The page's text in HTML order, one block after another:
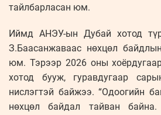
тайлбарласан юм.
Иймд АНЭУ-ын Дубай хотод
З.Баасанжаваас нөхцөл
юм. Тэрээр 2026 оны
хотод бууж, гуравдугаар
нислэгтэй байжээ. “Одоогийн
нөхцөл байдал тайван